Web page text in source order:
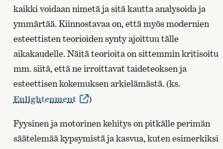
kaikki voidaan nimetä ja sitä kautta analysoida ja
ymmärtää. Kiinnostavaa on, että myös modernien
esteettisten teorioiden synty ajoittuu tälle
aikakaudelle. Näitä teorioita on sittemmin kritisoitu
mm. siitä, että ne irroittavat taideteoksen ja
esteettisen kokemuksen arkielämästä. (ks.
Enlightenment
)
Fyysinen ja motorinen kehitys on pitkälle perimän
säätelemää kypsymistä ja kasvua, kuten esimerkiksi